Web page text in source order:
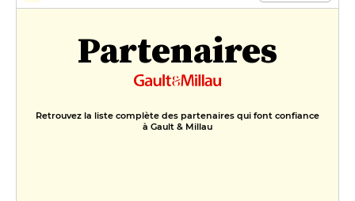
Partenaires
Retrouvez la liste complète des partenaires qui font confiance
à Gault & Millau